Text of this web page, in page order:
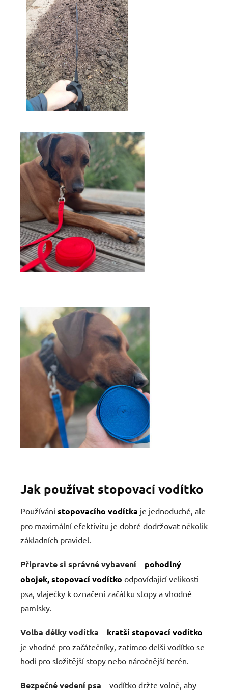
Jak používat stopovací vodítko
Používání stopovacího vodítka je jednoduché, ale
pro maximální efektivitu je dobré dodržovat několik
základních pravidel.
Připravte si správné vybavení – pohodlný
obojek,stopovací vodítko odpovídající velikosti
psa, vlaječky k označení začátku stopy a vhodné
pamlsky.
Volba délky vodítka – kratší stopovací vodítko
je vhodné pro začátečníky, zatímco delší vodítko se
hodí pro složitější stopy nebo náročnější terén.
Bezpečné vedení psa – vodítko držte volně, aby